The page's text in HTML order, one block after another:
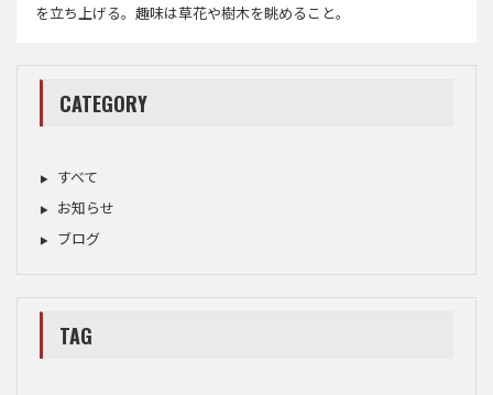
を立ち上げる。趣味は草花や樹木を眺めること。
CATEGORY
すべて
お知らせ
ブログ
TAG